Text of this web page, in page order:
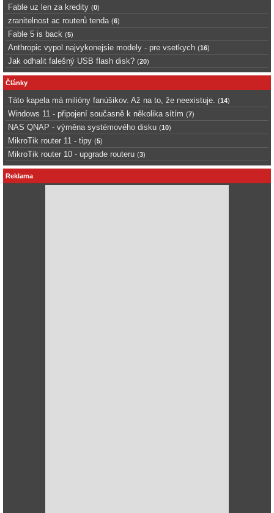
Fable uz len za kredity (0)
zranitelnost ac routerů tenda (6)
Fable 5 is back (5)
Anthropic vypol najvykonejsie modely - pre vsetkych (16)
Jak odhalit falešný USB flash disk? (20)
Články
Táto kapela má milióny fanúšikov. Až na to, že neexistuje. (14)
Windows 11 - připojení současně k několika sítím (7)
NAS QNAP - výměna systémového disku (10)
MikroTik router 11 - tipy (5)
MikroTik router 10 - upgrade routeru (3)
Reklama